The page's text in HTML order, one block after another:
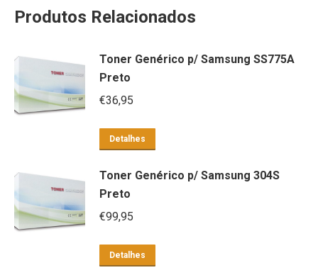
Produtos Relacionados
Toner Genérico p/ Samsung SS775A
Preto
€36,95
Detalhes
Toner Genérico p/ Samsung 304S
Preto
€99,95
Detalhes